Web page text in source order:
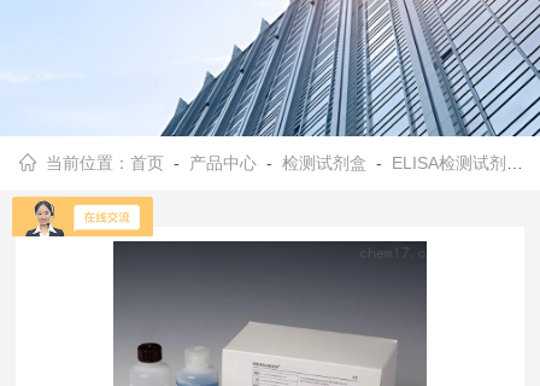
当前位置：首页 - 产品中心 -检测试剂盒 - ELISA检测试剂盒